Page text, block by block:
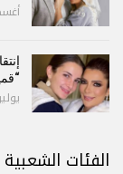
يوليو 23,
الفئات الشعبية